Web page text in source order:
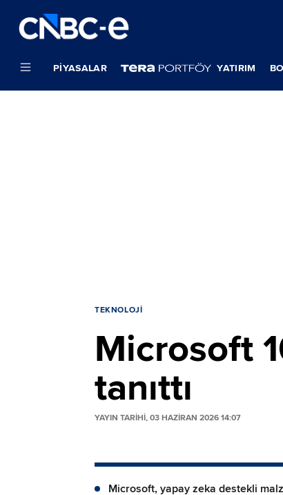
PIYASALAR YATIRIM
TEKNOLOJI
Microsoft
tanıttı
YAYIN TARİHİ, 03 HAZIRAN 2026 14:07
Microsoft, yapay zeka destekli